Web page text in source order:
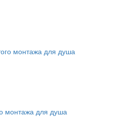
монтажа для душа